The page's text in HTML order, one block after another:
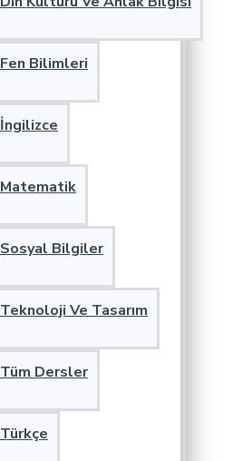
Fen Bilimleri
İngilizce
Matematik
Sosyal Bilgiler
Teknoloji Ve Tasarım
Tüm Dersler
Türkçe